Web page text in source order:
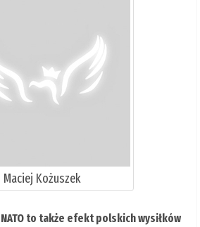
Maciej Kożuszek
NATO to także efekt polskich wysiłków